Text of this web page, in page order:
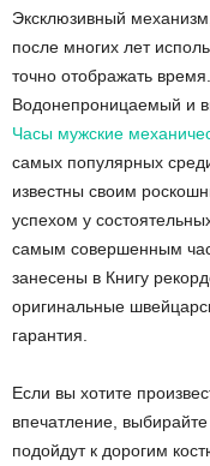
Эксклюзивный
после многих лет
точно отображать время.
Водонепроницаемый и
Часы мужские
самых популярных
известны своим
успехом у
самым совершенным
занесены в Книгу
оригинальные
гарантия.
Если вы хотите
впечатление,
подойдут к дорогим